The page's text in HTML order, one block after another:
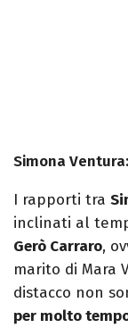
Simona
I rapporti tra
inclinati al
Gerò Carraro,
marito di Mara
distacco non
per molto